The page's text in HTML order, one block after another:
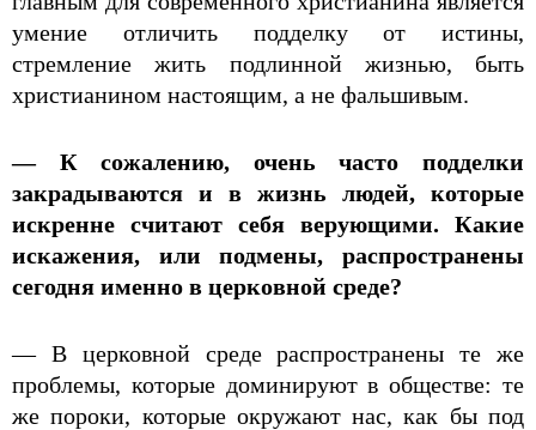
умение отличить подделку от истины,
стремление жить подлинной жизнью, быть
христианином настоящим, а не фальшивым.
— К сожалению, очень часто подделки
закрадываются и в жизнь людей, которые
искренне считают себя верующими. Какие
искажения, или подмены, распространены
сегодня именно в церковной среде?
— В церковной среде распространены те же
проблемы, которые доминируют в обществе: те
же пороки, которые окружают нас, как бы под